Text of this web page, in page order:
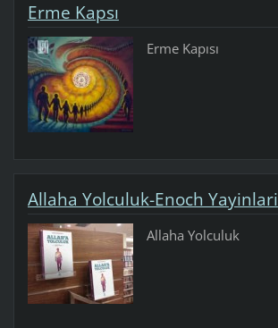
Erme Kapsı
Erme Kapısı
Allaha Yolculuk-Enoch Yayinlari
Allaha Yolculuk